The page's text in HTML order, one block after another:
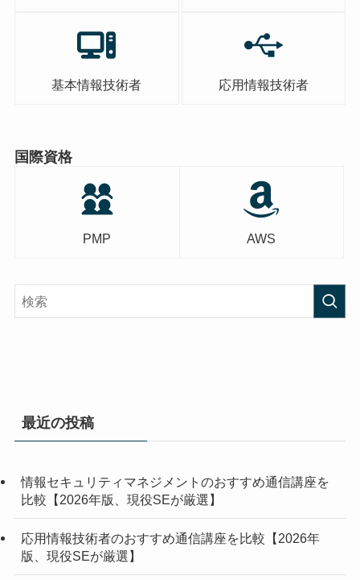
基本情報技術者 応用情報技術者
国際資格
PMP AWS
最近の投稿
情報セキュリティマネジメントのおすすめ通信講座を
比較【2026年版、現役SEが厳選】
応用情報技術者のおすすめ通信講座を比較【2026年
版、現役SEが厳選】